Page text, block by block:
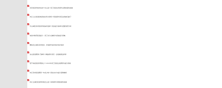
宜宾复读学校排名前十怎么选？高三复读生和家长必看的避坑指南
内江公立复读机构真的比民办香吗？陪读家长算完这笔账沉默了
乐山城区高考复读学校如何选择？真实提分效果与适配场景分析
成实外教育复读提分：高三失分点解析与高效提分策略
攀枝花主城区高考复读，本地家长如何选对成才路径
凉山复读费用1万够吗？彝族家长亲历：这笔账要这样算
望子成龙复读学费多少？2026年高三复读生的费用与提分真相
内江高考复读费用一年多少钱？真实支出与提分逻辑解析
内江主城区复读班到底怎么选？高四家长亲测的避坑指南